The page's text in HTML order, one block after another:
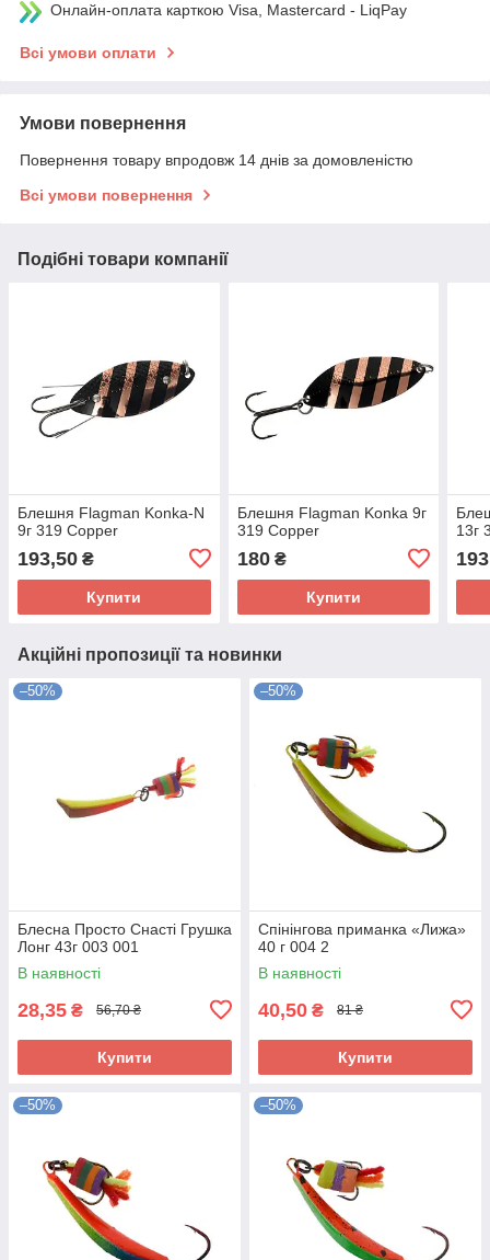
Онлайн-оплата карткою Visa, Mastercard - LiqPay
Всі умови оплати
Умови повернення
Повернення товару впродовж 14 днів за домовленістю
Всі умови повернення
Подібні товари компанії
Блешня Flagman Konka-N
9г 319 Copper
193,50 ₴
Купити
Блешня Flagman Konka 9г
319 Copper
180₴
Купити
13г
Акційні пропозиції та новинки
–50%
Блесна Просто Снасті Грушка
Лонг 43г 003 001
В наявності
28,35 ₴ 56,70 ₴
Купити
–50%
Спінінгова приманка «Лижа»
40 г 004 2
В наявності
40,50 ₴ 81 ₴
Купити
–50% –50%